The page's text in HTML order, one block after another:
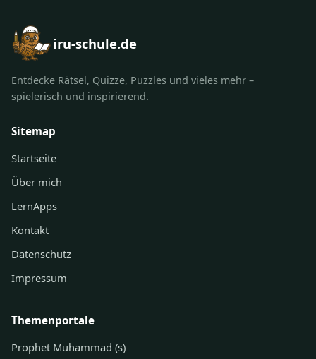
iru-schule.de
Entdecke Rätsel, Quizze, Puzzles und vieles mehr –
spielerisch und inspirierend.
Sitemap
Startseite
Über mich
LernApps
Kontakt
Datenschutz
Impressum
Themenportale
Prophet Muhammad (s)